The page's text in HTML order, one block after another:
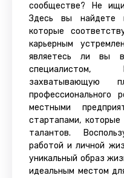
сообществе? Не
Здесь вы найдете
которые
карьерным
являетесь ли вы
специалистом,
захватывающую
профессионального
местными
стартапами,
талантов.
работой и личной
уникальный образ
идеальным местом